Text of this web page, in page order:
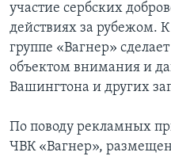
участие сербских
действиях за рубежом.
группе «Вагнер»
объектом внимания и
Вашингтона и других
По поводу рекламных
ЧВК «Вагнер»,